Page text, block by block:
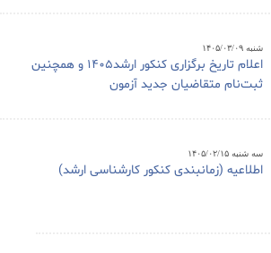
شنبه ۱۴۰۵/۰۳/۰۹
اعلام تاریخ برگزاری کنکور ارشد1405 و همچنین
ثبت‌نام متقاضیان جدید آزمون
سه شنبه ۱۴۰۵/۰۲/۱۵
اطلاعیه (زمانبندی کنکور کارشناسی ارشد)